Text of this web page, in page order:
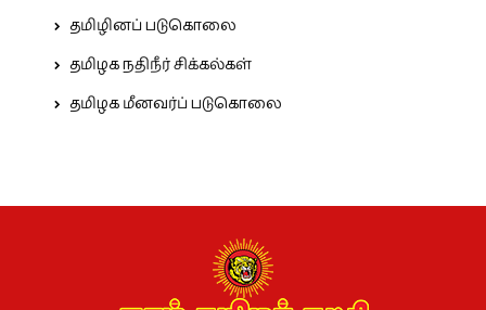
தமிழினப் படுகொலை
தமிழக நதிநீர் சிக்கல்கள்
தமிழக மீனவர்ப் படுகொலை